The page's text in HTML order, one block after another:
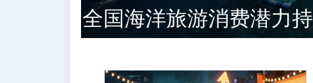
全国海洋旅游消费潜力